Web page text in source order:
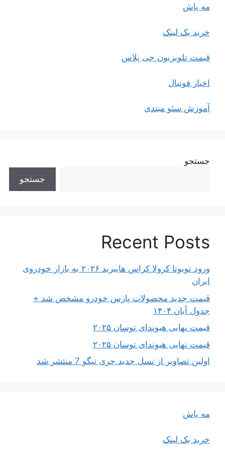
مه پاش
خرید بک لینک
قیمت تلویزیون جی پلاس
اخبار فوتبال
آموزش سئو مبتدی
جستجو
جستجو
Recent Posts
ورود تویوتا کرولا کراس هایبرید ۲۰۲۶ به بازار خودروی
ایران
قیمت جدید محصولات پارس خودرو مشخص شد +
جدول آبان ۱۴۰۴
قیمت نهایی هیوندای توسان ۲۰۲۵
قیمت نهایی هیوندای توسان ۲۰۲۵
اولین تصاویر از نسل جدید چری تیگو 7 منتشر شد
مه پاش
خرید بک لینک